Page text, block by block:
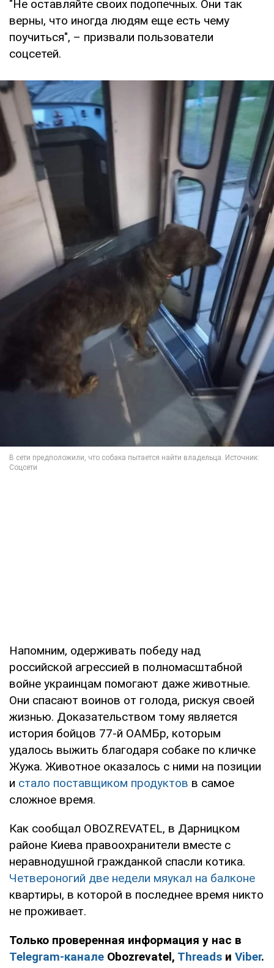
"Не оставляйте своих подопечных. Они так
верны, что иногда людям еще есть чему
поучиться", – призвали пользователи
соцсетей.
Напомним, одерживать победу над
российской агрессией в полномасштабной
войне украинцам помогают даже животные.
Они спасают воинов от голода, рискуя своей
жизнью. Доказательством тому является
история бойцов 77-й ОАМБр, которым
удалось выжить благодаря собаке по кличке
Жужа. Животное оказалось с ними на позиции
и стало поставщиком продуктов в самое
сложное время.
Как сообщал OBOZREVATEL, в Дарницком
районе Киева правоохранители вместе с
неравнодушной гражданкой спасли котика.
Четвероногий две недели мяукал на балконе
квартиры, в которой в последнее время никто
не проживает.
Только проверенная информация у нас в
Telegram-канале Obozrevatel, Threads и Viber.